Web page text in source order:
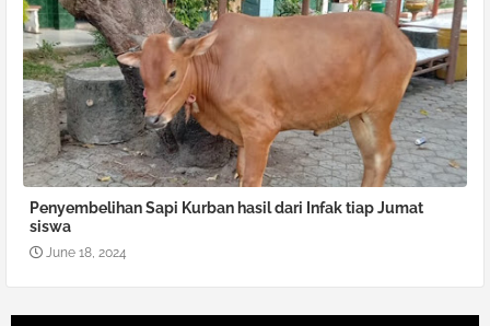
Penyembelihan Sapi Kurban hasil dari Infak tiap Jumat
siswa
June 18, 2024